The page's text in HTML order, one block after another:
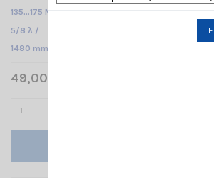
135…175 MHz Réglable /
5/8 λ /
1480 mm
49,00 € TTC